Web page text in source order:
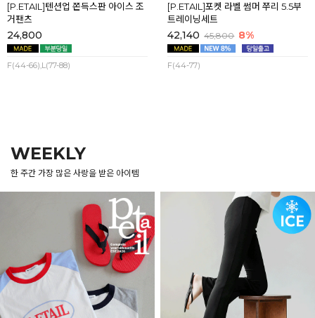
[P.ETAIL]텐션업 쫀득스판 아이스 조
거팬츠
24,800
F(44-66),L(77-88)
[P.ETAIL]포켓 라벨 썸머 쭈리 5.5부
트레이닝세트
42,140 45,800 8%
F(44-77)
WEEKLY
한 주간 가장 많은 사랑을 받은 아이템